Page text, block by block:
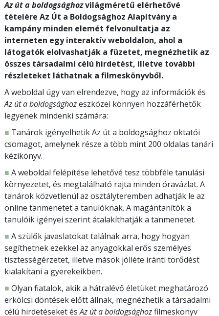
Az út a boldogsághozvilágméretű elérhetővé
tételére Az Út a Boldogsághoz Alapítvány a
kampány minden elemét felvonultatja az
interneten egy interaktív weboldalon, ahol a
látogatók elolvashatják a füzetet, megnézhetik az
összes társadalmi célú hirdetést, illetve további
részleteket láthatnak a filmeskönyvből.
A weboldal úgy van elrendezve, hogy az információk és
Az út a boldogsághozeszközei könnyen hozzáférhetők
legyenek mindenki számára:
■ Tanárok igényelhetik Az út a boldogsághoz oktatói
csomagot, amelynek része a több mint 200 oldalas tanári
kézikönyv.
■ A weboldal felépítése lehetővé tesz többféle tanulási
környezetet, és megtalálható rajta minden óravázlat. A
tanárok közvetlenül az osztályteremben adhatják le az
online tanmenetet a tanulóknak. A magántanítók a
tanulóik igényei szerint átalakíthatják a tanmenetet.
■ A szülők javaslatokat találnak arra, hogy hogyan
segíthetnek ezekkel az anyagokkal erős személyes
tisztességérzetet, illetve mások jólléte iránti törődést
kialakítani a gyerekeikben.
■ Olyan fiatalok, akik a hátralévő életüket meghatározó
erkölcsi döntések előtt állnak, megnézhetik a társadalmi
célú hirdetéseket ésAz út a boldogsághozfilmeskönyv